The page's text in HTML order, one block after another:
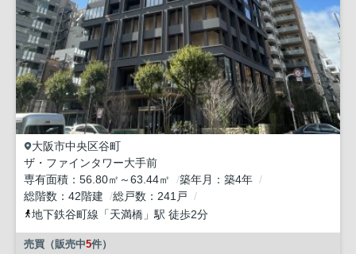
大阪市中央区谷町
ザ・ファインタワー大手前
専有面積
56.80㎡～63.44㎡ 築年月
築4年
総階数
42階建 総戸数
241戸
地下鉄谷町線 「天満橋 」駅 徒歩2分
売買（販売中5件）